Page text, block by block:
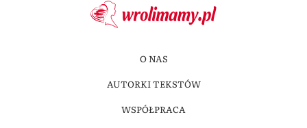
O NAS
AUTORKI TEKSTÓW
WSPÓŁPRACA